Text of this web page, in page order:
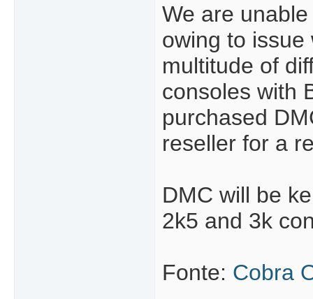
We are
owing to
multitude of
consoles with
purchased
reseller for a
DMC will be
2k5 and 3k
Fonte: Cobra